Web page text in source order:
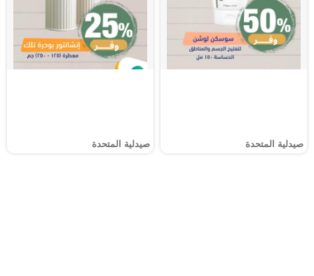
صيدلية المتحدة صيدلية المتحدة